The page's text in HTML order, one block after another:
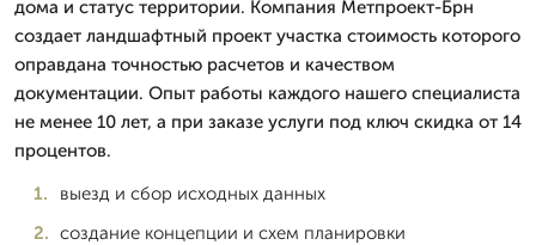
дома и статус территории. Компания Метпроект-Брн
создает ландшафтный проект участка стоимость которого
оправдана точностью расчетов и качеством
документации. Опыт работы каждого нашего специалиста
не менее 10 лет, а при заказе услуги под ключ скидка от 14
процентов.
выезд и сбор исходных данных
создание концепции и схем планировки